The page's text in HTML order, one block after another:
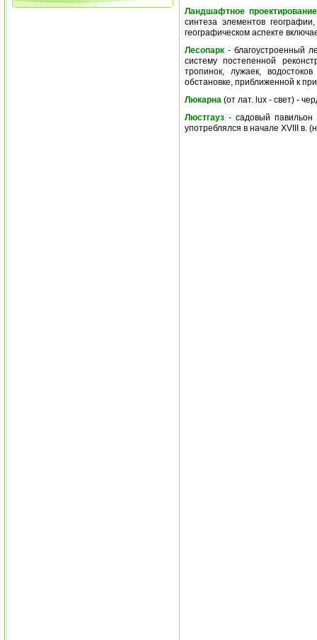
Ландшафтное проектирование
синтеза элементов
географическом аспекте
Лесопарк- благоустроенный
систему постепенной
тропинок, лужаек,
обстановке, приближенной к
Люкарна(от лат. lux - свет) -
Люстгауз- садовый павильон
употреблялся в начале XVIII в.